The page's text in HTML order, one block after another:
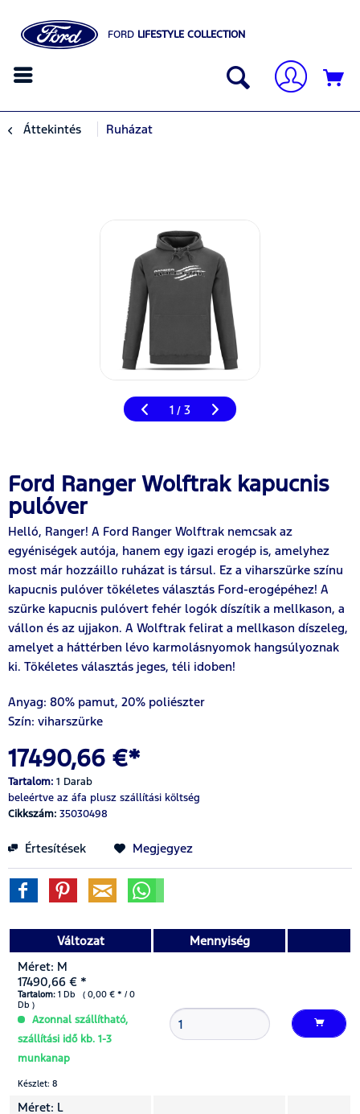
FORD LIFESTYLE COLLECTION
Áttekintés Ruházat
1 / 3
Ford Ranger Wolftrak kapucnis
pulóver
Helló, Ranger! A Ford Ranger Wolftrak nemcsak az
egyéniségek autója, hanem egy igazi erogép is, amelyhez
most már hozzáillo ruházat is társul. Ez a viharszürke színu
kapucnis pulóver tökéletes választás Ford-erogépéhez! A
szürke kapucnis pulóvert fehér logók díszítik a mellkason, a
vállon és az ujjakon. A Wolftrak felirat a mellkason díszeleg,
amelyet a háttérben lévo karmolásnyomok hangsúlyoznak
ki. Tökéletes választás jeges, téli idoben!
Anyag: 80% pamut, 20% poliészter
Szín: viharszürke
17490,66 €*
Tartalom: 1 Darab
beleértve az áfa plusz szállítási költség
Cikkszám: 35030498
Értesítések Megjegyez
Változat
Mennyiség
Méret: M
17490,66 € *
Tartalom: 1 Db ( 0,00 € * / 0
Db )
Azonnal szállítható,
szállítási idő kb. 1-3
munkanap
Készlet: 8
Méret: L